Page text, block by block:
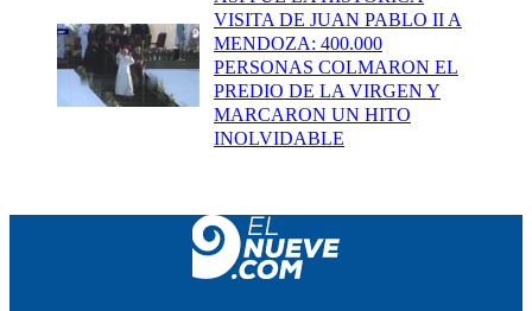
VISITA DE JUAN PABLO II A
MENDOZA: 400.000
PERSONAS COLMARON EL
PREDIO DE LA VIRGEN Y
MARCARON UN HITO
INOLVIDABLE